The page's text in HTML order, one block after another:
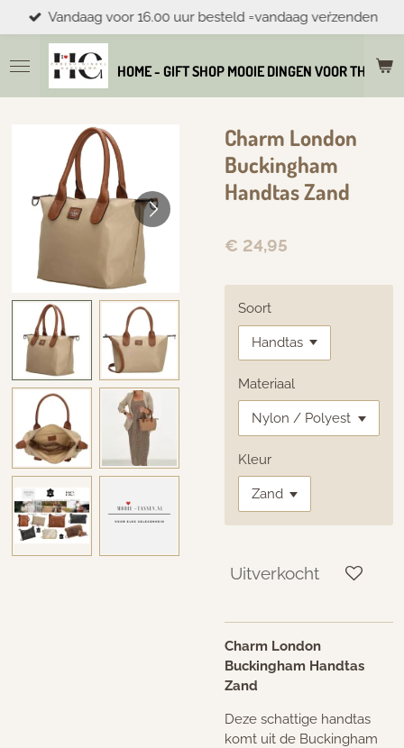
direct
naar
de
hoofdinhoud
HOME - GIFT SHOP MOOIE DINGEN VOOR THUIS
Vandaag voor 16.00 uur besteld =vandaag veŕzenden
Charm London
Buckingham
Handtas Zand
€ 24,95
Soort
Materiaal
Kleur
Uitverkocht
Charm London
Buckingham Handtas
Zand
Deze schattige handtas
komt uit de Buckingham